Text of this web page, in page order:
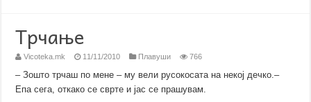
Трчање
Vicoteka.mk 11/11/2010 Плавуши 766
– Зошто трчаш по мене – му вели русокосата на некој дечко.–
Епа сега, откако се сврте и јас се прашувам.